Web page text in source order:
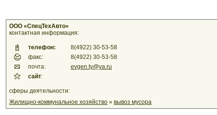
ООО «СпецТехАвто»
контактная информация:
телефон:
8(4922) 30-53-58
факс:
8(4922) 30-53-58
почта:
evgen.ty@ya.ru
сайт:
сферы деятельности:
Жилищно-коммунальное хозяйство » вывоз мусора